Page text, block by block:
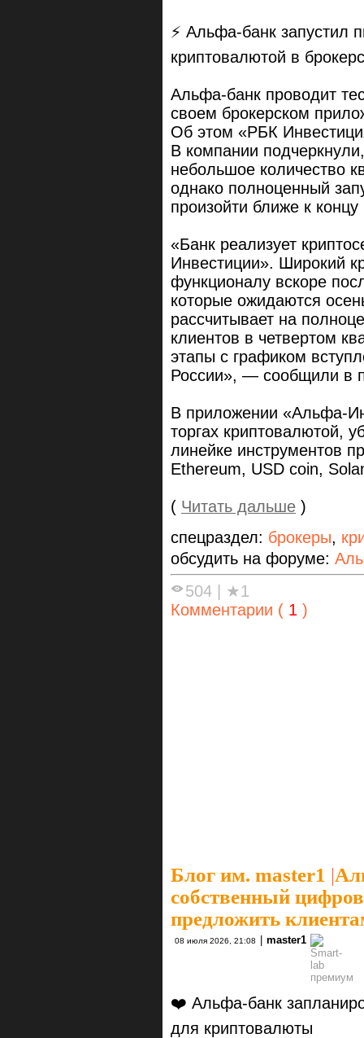
⚡️ Альфа-банк запустил
криптовалютой в
Альфа-банк проводит
своем брокерском
Об этом «РБК
В компании
небольшое количество
однако полноценный
произойти ближе к концу
«Банк реализует
Инвестиции». Широкий
функционалу вскоре
которые ожидаются
рассчитывает на
клиентов в четвертом
этапы с графиком
России», — сообщили в
В приложении «Альфа-
торгах криптовалютой,
линейке инструментов
Ethereum, USD coin,
( Читать дальше )
спецраздел: брокеры,
обсудить на форуме:
504 | ★1
Комментарии ( 1 )
Блог им. master1 |
собственный
предложить
08 июля 2026, 21:08 | master1
❤️ Альфа-банк
для криптовалюты